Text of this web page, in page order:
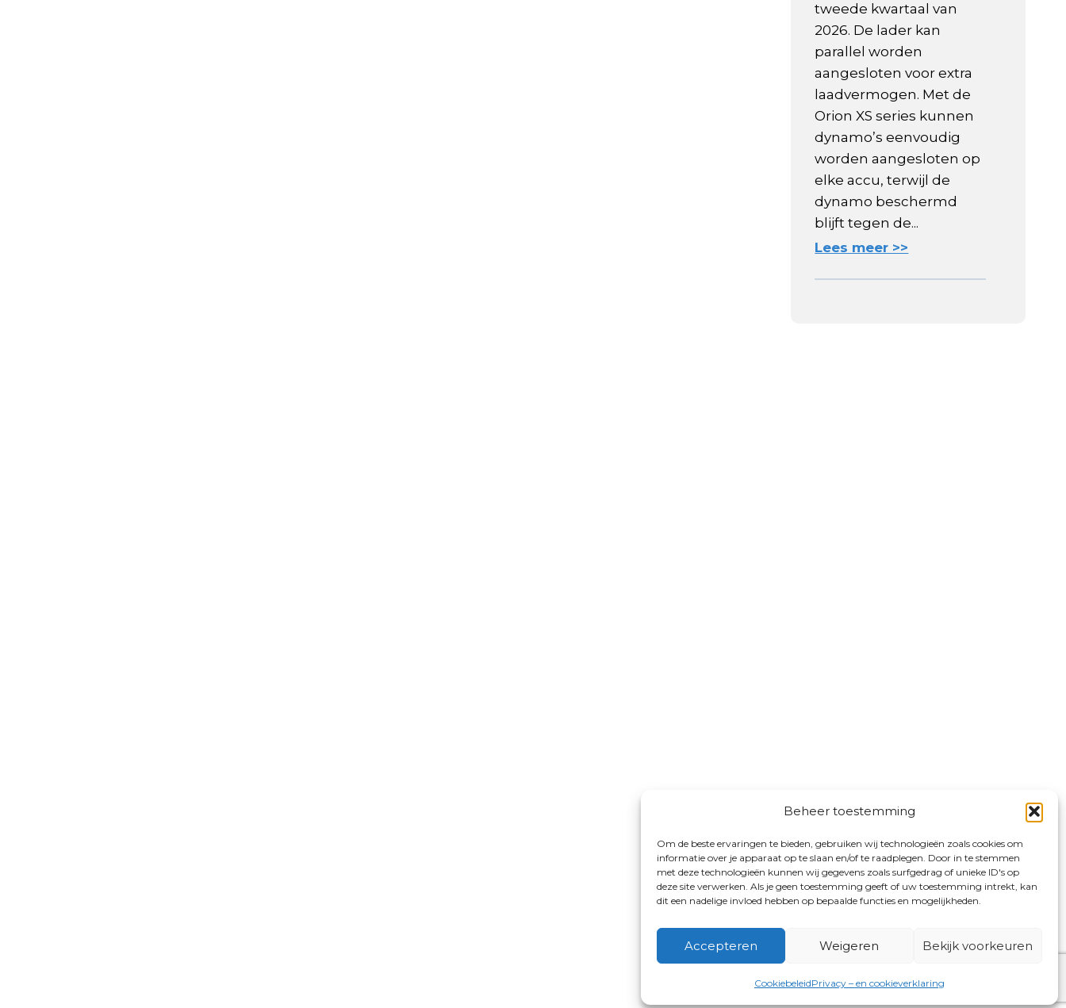
Beheer toestemming
Om de beste ervaringen te bieden, gebruiken wij technologieën zoals cookies om
informatie over je apparaat op te slaan en/of te raadplegen. Door in te stemmen
met deze technologieën kunnen wij gegevens zoals surfgedrag of unieke ID's op
deze site verwerken. Als je geen toestemming geeft of uw toestemming intrekt, kan
dit een nadelige invloed hebben op bepaalde functies en mogelijkheden.
Accepteren Weigeren Bekijk voorkeuren
CookiebeleidPrivacy – en cookieverklaring
tweede kwartaal van
2026. De lader kan
parallel worden
aangesloten voor extra
laadvermogen. Met de
Orion XS series kunnen
dynamo’s eenvoudig
worden aangesloten op
elke accu, terwijl de
dynamo beschermd
blijft tegen de...
Lees meer >>